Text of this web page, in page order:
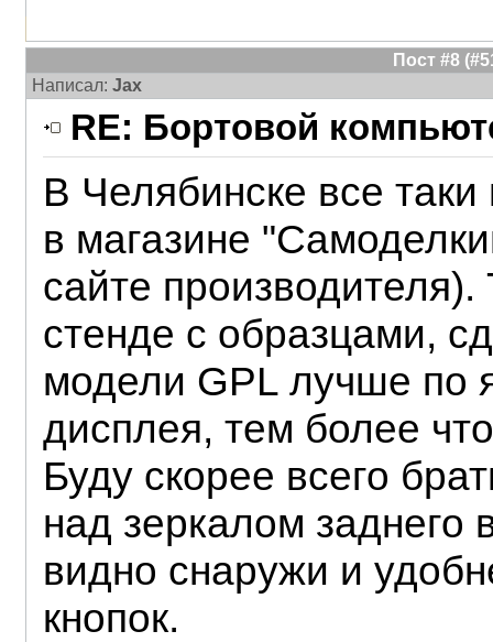
Пост #8
Написал: Jax
RE: Бортовой
В Челябинске все
в магазине
сайте
стенде с образцами,
модели GPL лучше по
дисплея, тем более
Буду скорее всего
над зеркалом заднего
видно снаружи и
кнопок.